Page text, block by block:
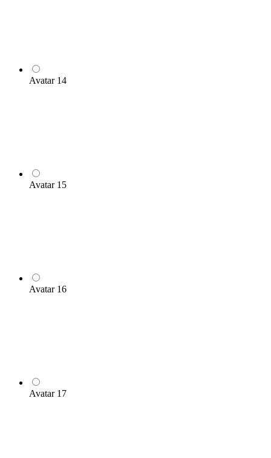
Avatar 14
Avatar 15
Avatar 16
Avatar 17